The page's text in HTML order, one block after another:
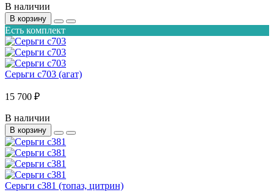
В наличии
В корзину
Есть комплект
Серьги с703 (агат)
15 700 ₽
В наличии
В корзину
Серьги с381 (топаз, цитрин)